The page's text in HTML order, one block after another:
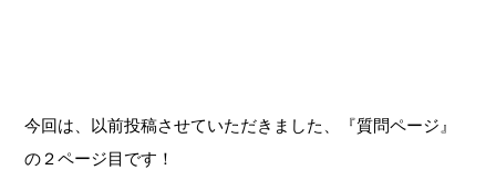
今回は、以前投稿させていただきました、『質問ページ』
の２ページ目です！